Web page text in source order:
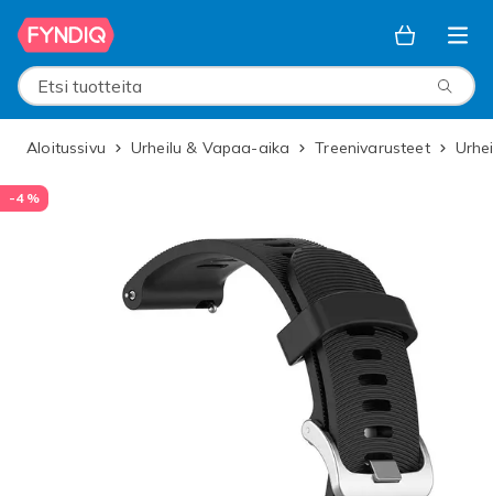
Ohita ja siirry pääsisältöön
Etsi tuotteita
Aloitussivu Urheilu & Vapaa-aika Treenivarusteet
-4 %